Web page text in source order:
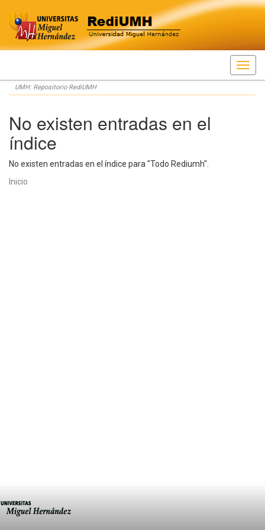
Skip
navigation
UMH: Repositorio RediUMH
No existen entradas en el
índice
No existen entradas en el índice para "Todo Rediumh".
Inicio